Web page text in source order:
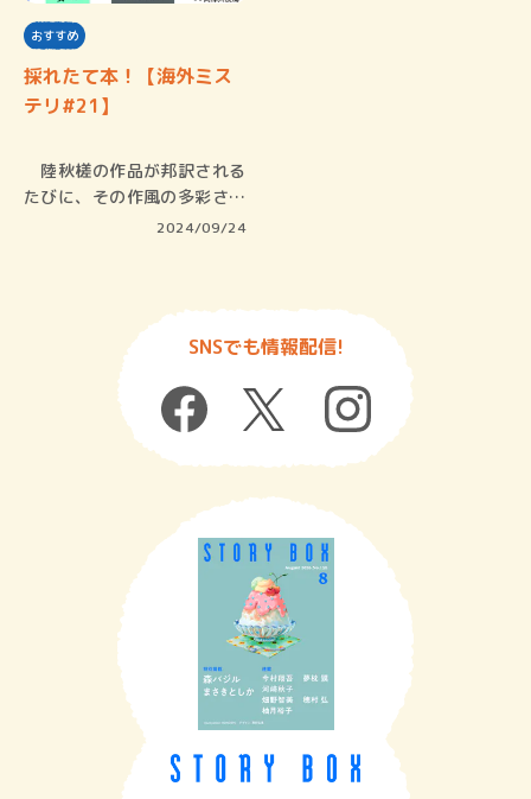
おすすめ
採れたて本！【海外ミス
テリ#21】
陸秋槎の作品が邦訳される
たびに、その作風の多彩さに
2024/09/24
SNSでも情報配信!